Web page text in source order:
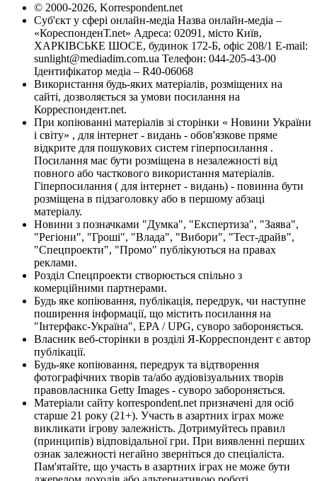
© 2000-2026, Korrespondent.net
Суб'єкт у сфері онлайн-медіа Назва онлайн-медіа –
«КореспонденТ.net» Адреса: 02091, місто Київ,
ХАРКІВСЬКЕ ШОСЕ, будинок 172-Б, офіс 208/1 E-mail:
sunlight@mediadim.com.ua Телефон: 044-205-43-00
Ідентифікатор медіа – R40-06068
Використання будь-яких матеріалів, розміщених на
сайті, дозволяється за умови посилання на
Корреспондент.net.
При копіюванні матеріалів зі сторінки « Новини України
і світу» , для інтернет - видань - обов'язкове пряме
відкрите для пошукових систем гіперпосилання .
Посилання має бути розміщена в незалежності від
повного або часткового використання матеріалів.
Гіперпосилання ( для інтернет - видань) - повинна бути
розміщена в підзаголовку або в першому абзаці
матеріалу.
Новини з позначками "Думка", "Експертиза", "Заява",
"Регіони", "Гроші", "Влада", "Вибори", "Тест-драйв",
"Спецпроекти", "Промо" публікуються на правах
реклами.
Розділ Спецпроекти створюється спільно з
комерційними партнерами.
Будь яке копіювання, публікація, передрук, чи наступне
поширення інформації, що містить посилання на
"Інтерфакс-Україна", EPA / UPG, суворо забороняється.
Власник веб-сторінки в розділі Я-Корреспондент є автор
публікації.
Будь-яке копіювання, передрук та відтворення
фотографічних творів та/або аудіовізуальних творів
правовласника Getty Images - суворо забороняється.
Матеріали сайту korrespondent.net призначені для осіб
старше 21 року (21+). Участь в азартних іграх може
викликати ігрову залежність. Дотримуйтесь правил
(принципів) відповідальної гри. При виявленні перших
ознак залежності негайно зверніться до спеціаліста.
Пам'ятайте, що участь в азартних іграх не може бути